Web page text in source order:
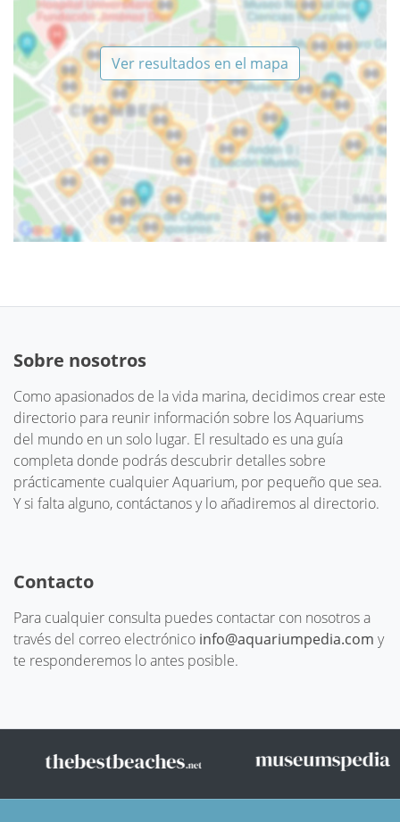
Ver resultados en el mapa
Sobre nosotros
Como apasionados de la vida marina, decidimos crear este
directorio para reunir información sobre los Aquariums
del mundo en un solo lugar. El resultado es una guía
completa donde podrás descubrir detalles sobre
prácticamente cualquier Aquarium, por pequeño que sea.
Y si falta alguno, contáctanos y lo añadiremos al directorio.
Contacto
Para cualquier consulta puedes contactar con nosotros a
través del correo electrónico info@aquariumpedia.com y
te responderemos lo antes posible.